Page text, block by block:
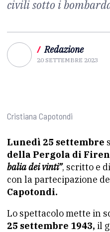
civili sotto i
/ Redazione
20 SETTEMBRE 2023
Cristiana Capotondi
Lunedì 25 settembre
della Pergola di
balia dei vinti”, scritto e
con la partecipazione
Capotondi.
Lo spettacolo mette in
25 settembre 1943, il